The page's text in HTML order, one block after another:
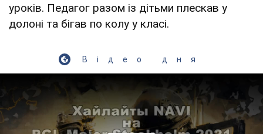
уроків. Педагог разом із дітьми плескав у
долоні та бігав по колу у класі.
Відео дня